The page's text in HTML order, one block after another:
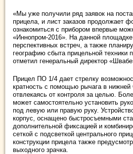
«Мы уже получили ряд заявок на
прицела, и лист заказов продолжает
ознакомиться с прибором впервые
«Иннопром-2016». На данной
перспективных встреч, а также
географию сбыта прицельной техники
отметил генеральный директор
Прицел ПО 1/4 дает стрелку
кратность с помощью рычага в нижней
отвлекаясь от контроля за целью.
может самостоятельно установить
под левую или правую руку.
корпус, оснащено быстросъемными
дополнительной фиксацией и
сеткой с подсветкой центрального
конструкции прицела также
выходного зрачка.